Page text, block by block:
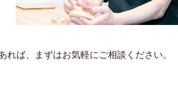
ば、まずはお気軽にご相談ください。